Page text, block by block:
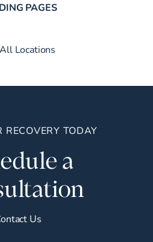
PAGES
Locations
RECOVERY TODAY
a
Us